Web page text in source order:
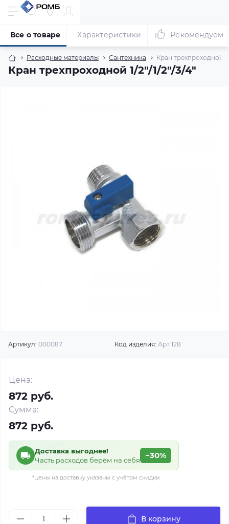
Расходные материалы Сантехника Кран трехпроходной 1/
Кран трехпроходной 1/2"/1/2"/3/4"
Все о товаре Характеристики Рекомендуем
Артикул: 000087 Код изделия: Арт 128
Цена:
872 руб.
Сумма:
872 руб.
Доставка выгоднее!
Часть расходов берём на себя
−30%
*цены на доставку указаны с учётом скидки
В корзину